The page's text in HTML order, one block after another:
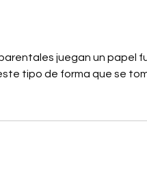
juegan un papel
tipo de forma que se